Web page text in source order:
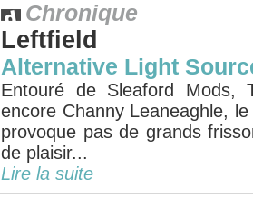
Chronique
Leftfield
Alternative Light
Entouré de Sleaford Mods,
encore Channy Leaneaghle,
provoque pas de grands
de plaisir...
Lire la suite